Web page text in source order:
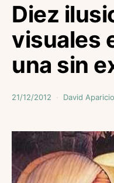
Diez
visuales
una sin
21/12/2012 David Aparicio